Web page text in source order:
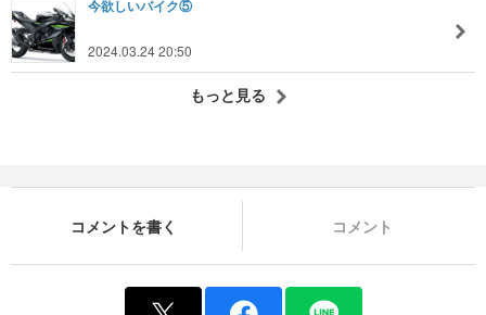
今欲しいバイク⑤
2024.03.24 20:50
もっと見る
コメントを書く コメント